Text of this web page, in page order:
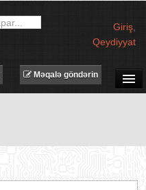
Giriş
Qeydiyyat
MƏQALƏLƏR
Məqalə göndərin